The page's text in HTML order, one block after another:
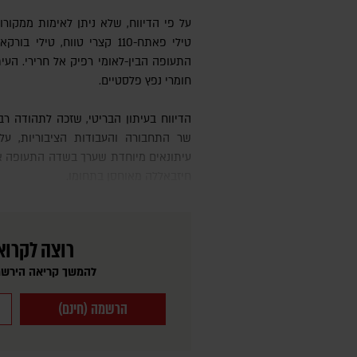
על פי הדיווח, שלא ניתן לאימות
טילי פאתח-110 קצרי טווח,
התעופה הבין-לאומי רפיק אל חרירי.
חומרי נפץ פלסטיים.
הדיווח בעיתון הבריטי, שזכה לתהודה רבה, אילץ את ממשלת לבנון להגיב.
שר התחבורה והעבודות הציבוריות,
עיתונאים מיוחדת שערך בשדה
רוצה
להמשך קריאה
הרשמה (חינם)